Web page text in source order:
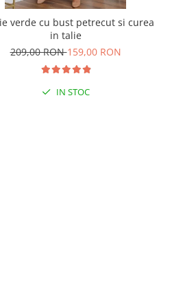
verde cu bust petrecut si curea
in talie
209,00 RON159,00 RON
IN STOC